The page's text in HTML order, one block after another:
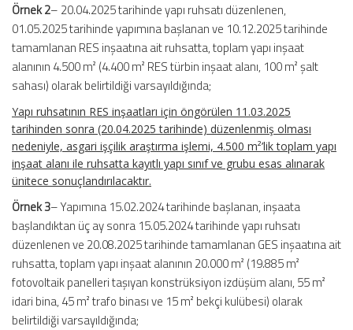
Örnek 2– 20.04.2025 tarihinde yapı ruhsatı düzenlenen,
01.05.2025 tarihinde yapımına başlanan ve 10.12.2025 tarihinde
tamamlanan RES inşaatına ait ruhsatta, toplam yapı inşaat
alanının 4.500 m² (4.400 m² RES türbin inşaat alanı, 100 m² şalt
sahası) olarak belirtildiği varsayıldığında;
Yapı ruhsatının RES inşaatları için öngörülen 11.03.2025
tarihinden sonra (20.04.2025 tarihinde) düzenlenmiş olması
nedeniyle, asgari işçilik araştırma işlemi, 4.500 m²’lik toplam yapı
inşaat alanı ile ruhsatta kayıtlı yapı sınıf ve grubu esas alınarak
ünitece sonuçlandırılacaktır.
Örnek 3– Yapımına 15.02.2024 tarihinde başlanan, inşaata
başlandıktan üç ay sonra 15.05.2024 tarihinde yapı ruhsatı
düzenlenen ve 20.08.2025 tarihinde tamamlanan GES inşaatına ait
ruhsatta, toplam yapı inşaat alanının 20.000 m² (19.885 m²
fotovoltaik panelleri taşıyan konstrüksiyon izdüşüm alanı, 55 m²
idari bina, 45 m² trafo binası ve 15 m² bekçi kulübesi) olarak
belirtildiği varsayıldığında;